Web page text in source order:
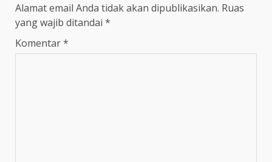
Alamat email Anda tidak akan dipublikasikan. Ruas
yang wajib ditandai *
Komentar*